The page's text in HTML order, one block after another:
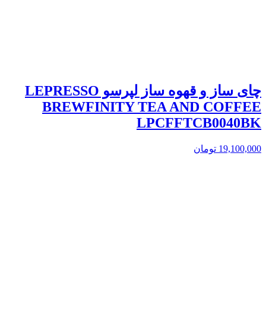
چای ساز و قهوه ساز لپرسو LEPRESSO
BREWFINITY TEA AND COFFEE
LPCFFTCB0040BK
19,100,000 تومان